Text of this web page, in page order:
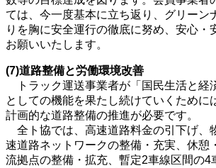
ては、今一度基本に立ち返り、グリーン
りを胸に安全運行の徹底に努め、安心・
お願いいたします。
(7)道路整備と労働環境改善
トラック運送事業者が「国民生活と経
としての機能を果たし続けていくために
計画的な道路整備の推進が必要です。
全ト協では、高速道路料金の引下げ、
速道路ネットワークの整備・充実、休憩
流拠点の整備・拡充、暫定2車線区間の4